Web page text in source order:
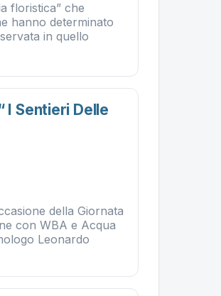
floristica” che
hanno determinato
in quello
I Sentieri Delle
della Giornata
con WBA e Acqua
Leonardo